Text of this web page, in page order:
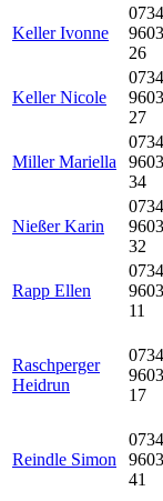
Keller Ivonne
26
Keller Nicole
27
Miller Mariella
34
Nießer Karin
32
Rapp Ellen
11
Raschperger
Heidrun
17
Reindle Simon
41